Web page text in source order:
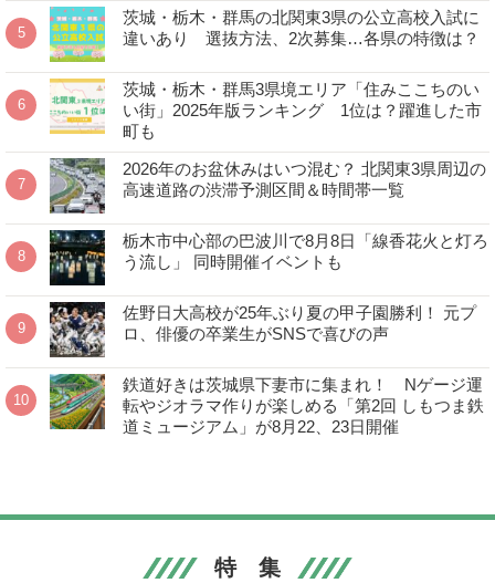
茨城・栃木・群馬の北関東3県の公立高校入試に
違いあり 選抜方法、2次募集…各県の特徴は？
茨城・栃木・群馬3県境エリア「住みここちのい
い街」2025年版ランキング 1位は？躍進した市
町も
2026年のお盆休みはいつ混む？ 北関東3県周辺の
高速道路の渋滞予測区間＆時間帯一覧
栃木市中心部の巴波川で8月8日「線香花火と灯ろ
う流し」 同時開催イベントも
佐野日大高校が25年ぶり夏の甲子園勝利！ 元プ
ロ、俳優の卒業生がSNSで喜びの声
鉄道好きは茨城県下妻市に集まれ！ Nゲージ運
転やジオラマ作りが楽しめる「第2回 しもつま鉄
道ミュージアム」が8月22、23日開催
特 集